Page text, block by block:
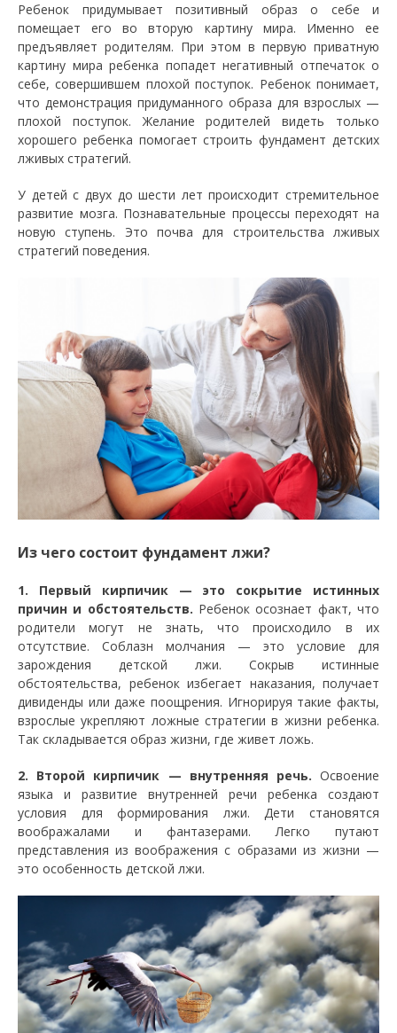
Ребенок придумывает позитивный образ о себе и
помещает его во вторую картину мира. Именно ее
предъявляет родителям. При этом в первую приватную
картину мира ребенка попадет негативный отпечаток о
себе, совершившем плохой поступок. Ребенок понимает,
что демонстрация придуманного образа для взрослых —
плохой поступок. Желание родителей видеть только
хорошего ребенка помогает строить фундамент детских
лживых стратегий.
У детей с двух до шести лет происходит стремительное
развитие мозга. Познавательные процессы переходят на
новую ступень. Это почва для строительства лживых
стратегий поведения.
Из чего состоит фундамент лжи?
1. Первый кирпичик — это сокрытие истинных
причин и обстоятельств. Ребенок осознает факт, что
родители могут не знать, что происходило в их
отсутствие. Соблазн молчания — это условие для
зарождения детской лжи. Сокрыв истинные
обстоятельства, ребенок избегает наказания, получает
дивиденды или даже поощрения. Игнорируя такие факты,
взрослые укрепляют ложные стратегии в жизни ребенка.
Так складывается образ жизни, где живет ложь.
2. Второй кирпичик — внутренняя речь. Освоение
языка и развитие внутренней речи ребенка создают
условия для формирования лжи. Дети становятся
воображалами и фантазерами. Легко путают
представления из воображения с образами из жизни —
это особенность детской лжи.